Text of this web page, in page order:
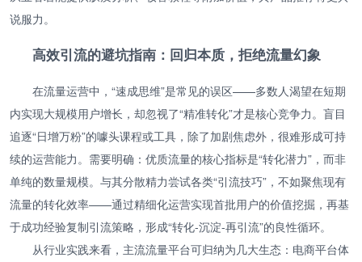
说服力。
高效引流的避坑指南：回归本质，拒绝流量幻象
在流量运营中，“速成思维”是常见的误区——多数人渴望在短期
内实现大规模用户增长，却忽视了“精准转化”才是核心竞争力。盲目
追逐“日增万粉”的噱头课程或工具，除了加剧焦虑外，很难形成可持
续的运营能力。需要明确：优质流量的核心指标是“转化潜力”，而非
单纯的数量规模。与其分散精力尝试各类“引流技巧”，不如聚焦现有
流量的转化效率——通过精细化运营实现首批用户的价值挖掘，再基
于成功经验复制引流策略，形成“转化-沉淀-再引流”的良性循环。
从行业实践来看，主流流量平台可归纳为几大生态：电商平台体